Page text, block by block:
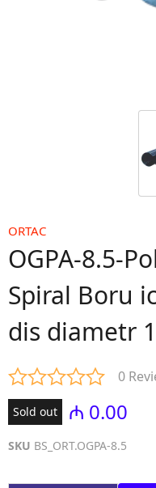
ORTAC
OGPA-8.5-
Spiral Boru
dis diametr
0
Sold out ₼ 0.00
SKU BS_ORT.OGPA-8.5